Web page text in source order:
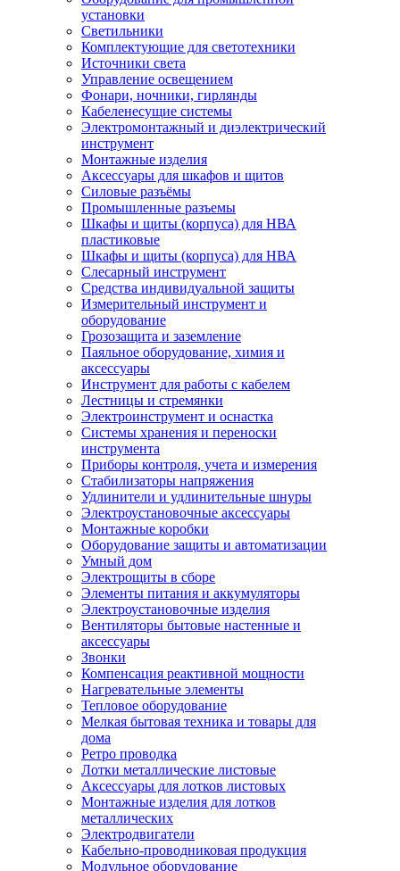
установки
Светильники
Комплектующие для светотехники
Источники света
Управление освещением
Фонари, ночники, гирлянды
Кабеленесущие системы
Электромонтажный и диэлектрический
инструмент
Монтажные изделия
Аксессуары для шкафов и щитов
Силовые разъёмы
Промышленные разъемы
Шкафы и щиты (корпуса) для НВА
пластиковые
Шкафы и щиты (корпуса) для НВА
Слесарный инструмент
Средства индивидуальной защиты
Измерительный инструмент и
оборудование
Грозозащита и заземление
Паяльное оборудование, химия и
аксессуары
Инструмент для работы с кабелем
Лестницы и стремянки
Электроинструмент и оснастка
Системы хранения и переноски
инструмента
Приборы контроля, учета и измерения
Стабилизаторы напряжения
Удлинители и удлинительные шнуры
Электроустановочные аксессуары
Монтажные коробки
Оборудование защиты и автоматизации
Умный дом
Электрощиты в сборе
Элементы питания и аккумуляторы
Электроустановочные изделия
Вентиляторы бытовые настенные и
аксессуары
Звонки
Компенсация реактивной мощности
Нагревательные элементы
Тепловое оборудование
Мелкая бытовая техника и товары для
дома
Ретро проводка
Лотки металлические листовые
Аксессуары для лотков листовых
Монтажные изделия для лотков
металлических
Электродвигатели
Кабельно-проводниковая продукция
Модульное оборудование